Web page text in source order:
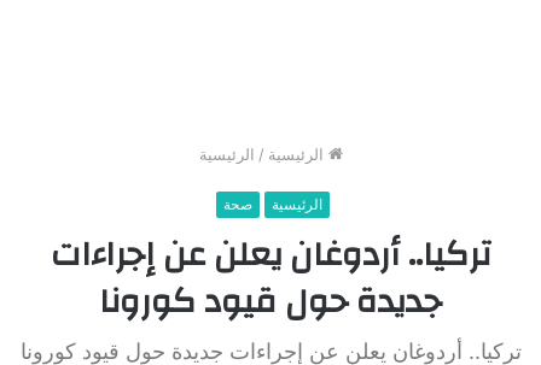
الرئيسية / الرئيسية
الرئيسية صحة
تركيا.. أردوغان يعلن عن إجراءات
جديدة حول قيود كورونا
تركيا.. أردوغان يعلن عن إجراءات جديدة حول قيود كورونا